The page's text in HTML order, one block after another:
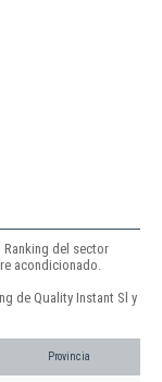
Ranking del sector
acondicionado.
de Quality Instant Sl y
Provincia